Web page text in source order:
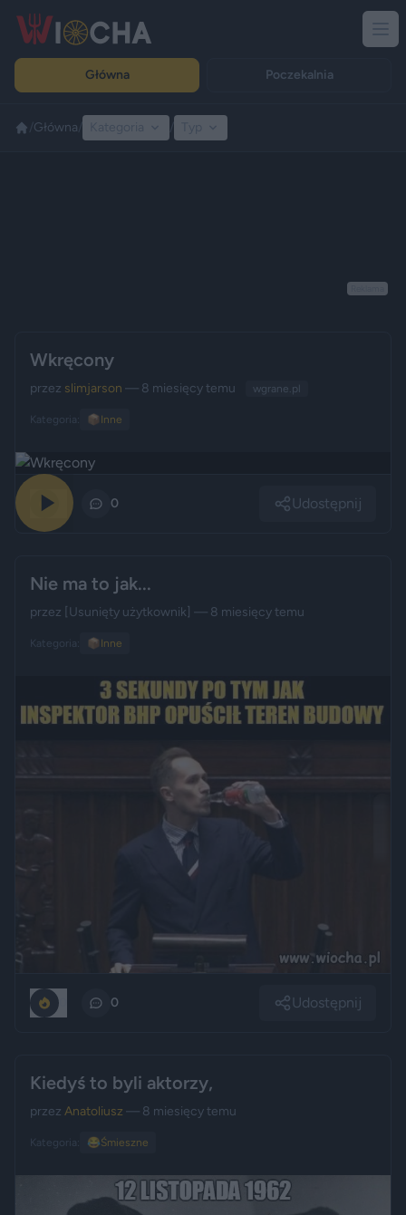
Główna Poczekalnia
Główna
Wkręcony
przez slimjarson — 8 miesięcy temu wgrane.pl
Kategoria: 📦 Inne
0 Udostępnij
Nie ma to jak...
przez [Usunięty użytkownik] — 8 miesięcy temu
Kategoria: 📦 Inne
0 Udostępnij
Kiedyś to byli aktorzy,
przez Anatoliusz — 8 miesięcy temu
Kategoria: 😂Śmieszne